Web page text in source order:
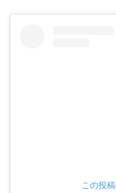
この投